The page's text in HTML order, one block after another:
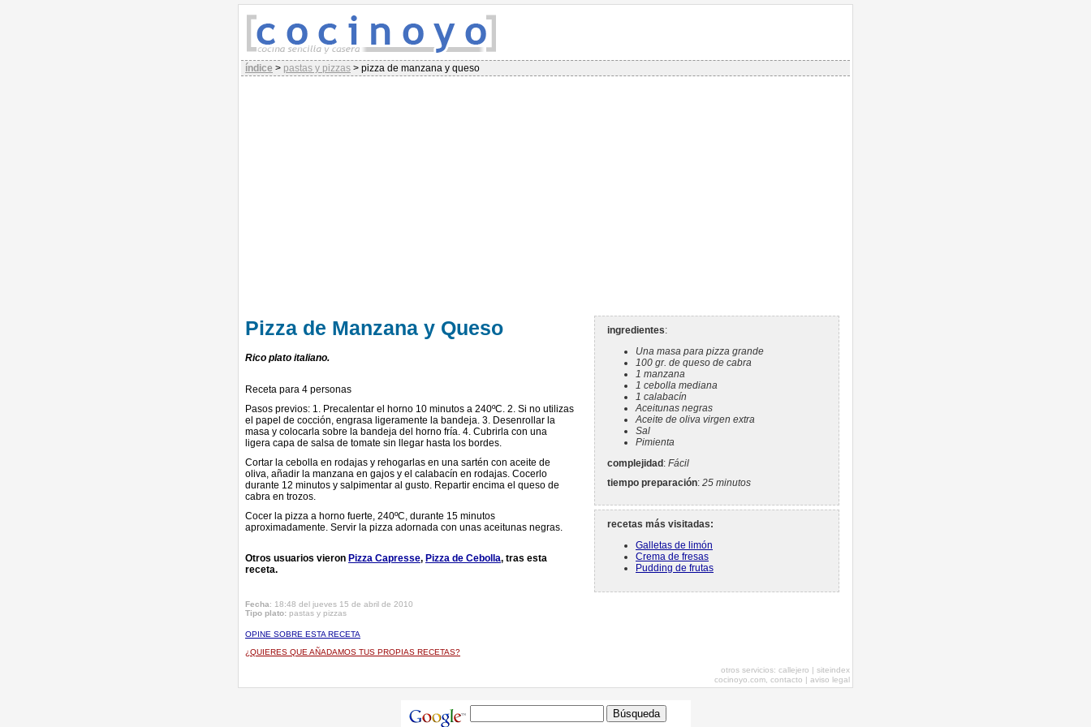
índice > pastas y pizzas > pizza de manzana y queso
Pizza de Manzana y Queso
Rico plato italiano.
Receta para 4 personas
Pasos previos: 1. Precalentar el horno 10 minutos a 240ºC. 2. Si no utilizas
el papel de cocción, engrasa ligeramente la bandeja. 3. Desenrollar la
masa y colocarla sobre la bandeja del horno fría. 4. Cubrirla con una
ligera capa de salsa de tomate sin llegar hasta los bordes.
Cortar la cebolla en rodajas y rehogarlas en una sartén con aceite de
oliva, añadir la manzana en gajos y el calabacín en rodajas. Cocerlo
durante 12 minutos y salpimentar al gusto. Repartir encima el queso de
cabra en trozos.
Cocer la pizza a horno fuerte, 240ºC, durante 15 minutos
aproximadamente. Servir la pizza adornada con unas aceitunas negras.
Otros usuarios vieron Pizza Capresse Pizza de Cebolla tras esta
receta.
Fecha: 18:48 del jueves 15 de abril de 2010
Tipo plato: pastas y pizzas
OPINE SOBRE ESTA RECETA
¿QUIERES QUE AÑADAMOS TUS PROPIAS RECETAS?
ingredientes:
Una masa para pizza grande
100 gr. de queso de cabra
1 manzana
1 cebolla mediana
1 calabacín
Aceitunas negras
Aceite de oliva virgen extra
Sal
Pimienta
complejidad : Fácil
tiempo preparación: 25 minutos
recetas más visitadas:
Galletas de limón
Crema de fresas
Pudding de frutas
otros servicios: callejero | siteindex
cocinoyo.com, contacto | aviso legal